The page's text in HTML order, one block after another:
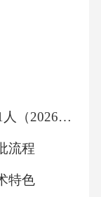
2026海南农村商业银行招聘1人（202607）笔试备考试题及答案详解
流程
特色